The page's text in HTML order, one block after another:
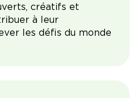
créatifs et
à leur
les défis du monde